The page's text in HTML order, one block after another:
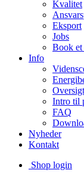
Kvalitet
Eksport
Jobs
Book et
Info
Intro til
FAQ
Nyheder
Kontakt
Shop login